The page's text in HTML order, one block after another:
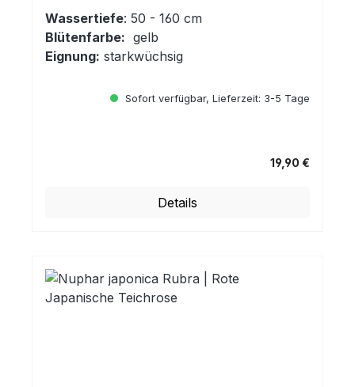
Wassertiefe: 50 - 160 cm
Blütenfarbe: gelb
Eignung: starkwüchsig
Sofort verfügbar, Lieferzeit: 3-5 Tage
19,90 €
Details